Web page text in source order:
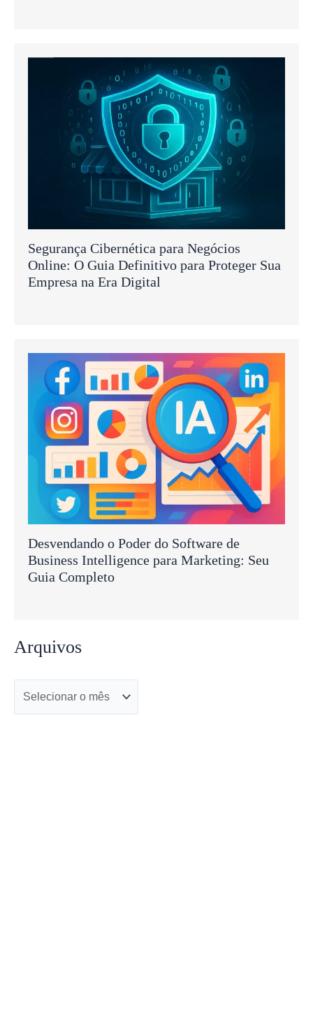
Segurança Cibernética para Negócios
Online: O Guia Definitivo para Proteger Sua
Empresa na Era Digital
Desvendando o Poder do Software de
Business Intelligence para Marketing: Seu
Guia Completo
Arquivos